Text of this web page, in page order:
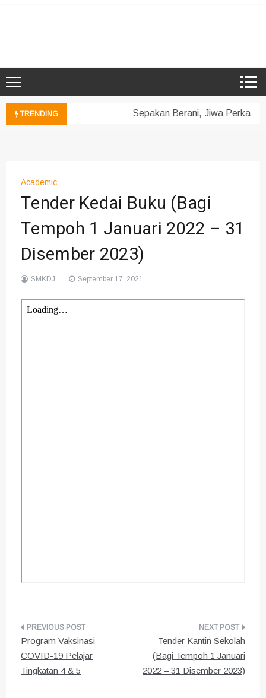
TRENDING Sepakan Berani, Jiwa Perkasa
Academic
Tender Kedai Buku (Bagi
Tempoh 1 Januari 2022 – 31
Disember 2023)
SMKDJ September 17, 2021
Post
navigation
Program Vaksinasi
COVID-19 Pelajar
Tingkatan 4 & 5
Tender Kantin Sekolah
(Bagi Tempoh 1 Januari
2022 – 31 Disember 2023)